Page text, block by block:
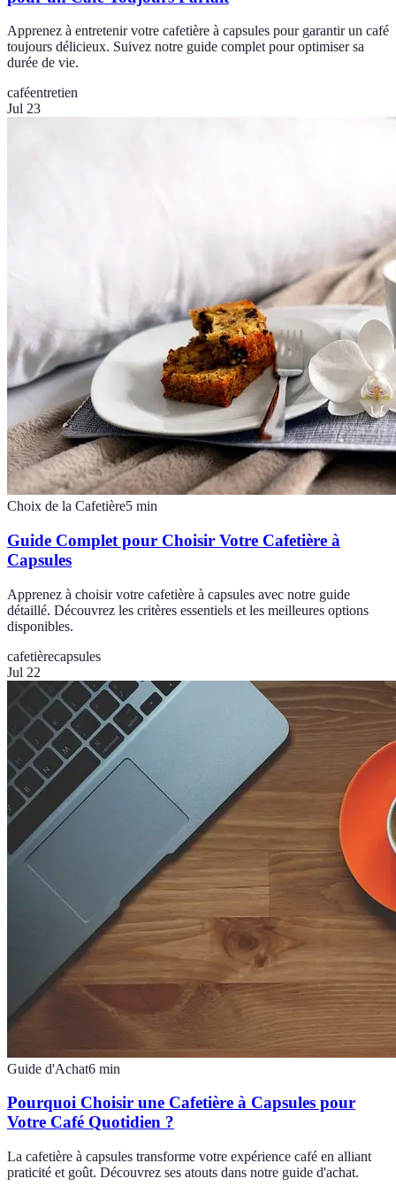
Apprenez à entretenir votre cafetière à capsules pour garantir un café
toujours délicieux. Suivez notre guide complet pour optimiser sa
durée de vie.
caféentretien
Jul 23
Choix de la Cafetière5 min
Guide Complet pour Choisir Votre Cafetière à
Capsules
Apprenez à choisir votre cafetière à capsules avec notre guide
détaillé. Découvrez les critères essentiels et les meilleures options
disponibles.
cafetièrecapsules
Jul 22
Guide d'Achat6 min
Pourquoi Choisir une Cafetière à Capsules pour
Votre Café Quotidien ?
La cafetière à capsules transforme votre expérience café en alliant
praticité et goût. Découvrez ses atouts dans notre guide d'achat.